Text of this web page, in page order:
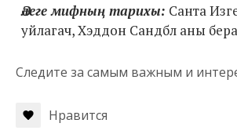
Әлеге мифның тарихы: Санта
уйлагач, Хэддон Сандбл аны
Следите за самым важным и
Нравится